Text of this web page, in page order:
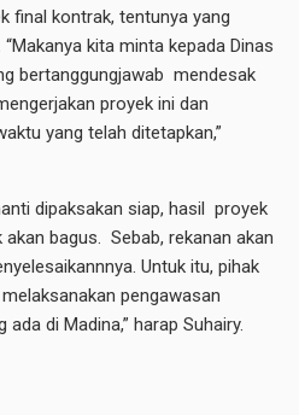
final kontrak, tentunya yang
kita minta kepada Dinas
bertanggungjawab mendesak
proyek ini dan
yang telah ditetapkan,”
dipaksakan siap, hasil proyek
bagus. Sebab, rekanan akan
Untuk itu, pihak
pengawasan
di Madina,” harap Suhairy.